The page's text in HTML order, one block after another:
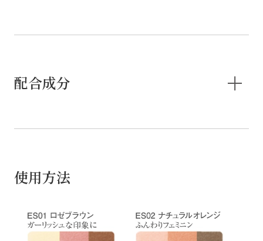
配合成分
使用方法